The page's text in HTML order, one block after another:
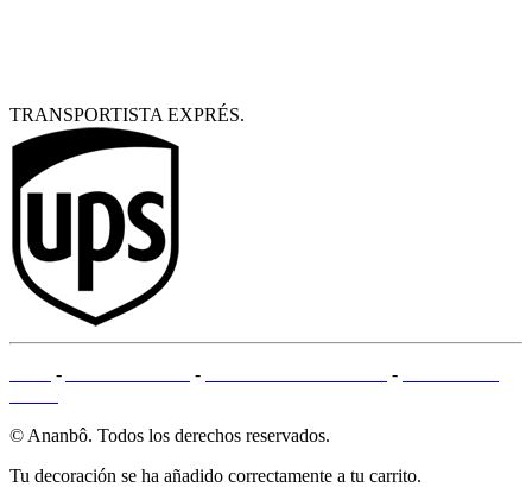
TRANSPORTISTA EXPRÉS.
- - -
© Ananbô. Todos los derechos reservados.
Tu decoración se ha añadido correctamente a tu carrito.